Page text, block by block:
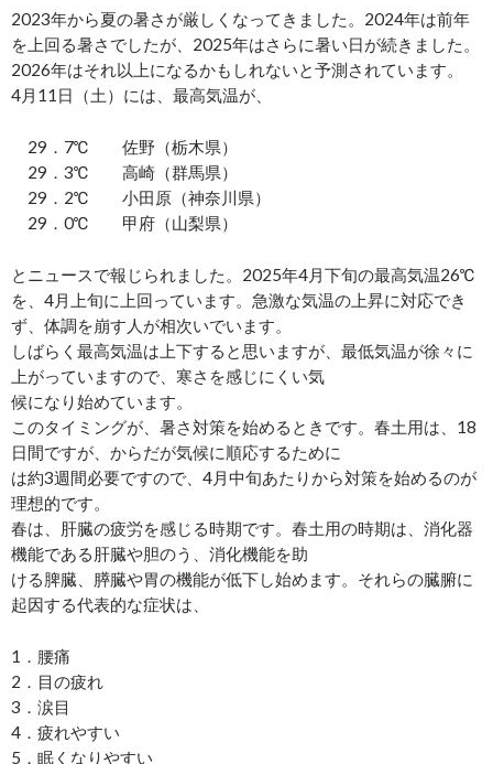
2023年から夏の暑さが厳しくなってきました。2024年は前年
を上回る暑さでしたが、2025年はさらに暑い日が続きました。
2026年はそれ以上になるかもしれないと予測されています。
4月11日（土）には、最高気温が、
29．7℃ 佐野（栃木県）
29．3℃ 高崎（群馬県）
29．2℃ 小田原（神奈川県）
29．0℃ 甲府（山梨県）
とニュースで報じられました。2025年4月下旬の最高気温26℃
を、4月上旬に上回っています。急激な気温の上昇に対応でき
ず、体調を崩す人が相次いでいます。
しばらく最高気温は上下すると思いますが、最低気温が徐々に
上がっていますので、寒さを感じにくい気
候になり始めています。
このタイミングが、暑さ対策を始めるときです。春土用は、18
日間ですが、からだが気候に順応するために
は約3週間必要ですので、4月中旬あたりから対策を始めるのが
理想的です。
春は、肝臓の疲労を感じる時期です。春土用の時期は、消化器
機能である肝臓や胆のう、消化機能を助
ける脾臓、膵臓や胃の機能が低下し始めます。それらの臓腑に
起因する代表的な症状は、
1．腰痛
2．目の疲れ
3．涙目
4．疲れやすい
5．眠くなりやすい